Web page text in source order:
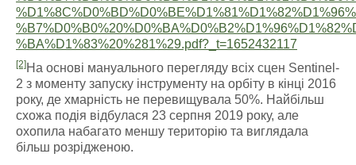
%BA%D1%83%20%281%29.pdf?_t=1652432117
[2]На основі мануального перегляду всіх сцен Sentinel-
2 з моменту запуску інструменту на орбіту в кінці 2016
року, де хмарність не перевищувала 50%. Найбільш
схожа подія відбулася 23 серпня 2019 року, але
охопила набагато меншу територію та виглядала
більш розрідженою.